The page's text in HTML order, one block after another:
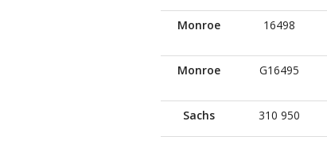
Monroe 16498
Monroe G16495
Sachs 310 950